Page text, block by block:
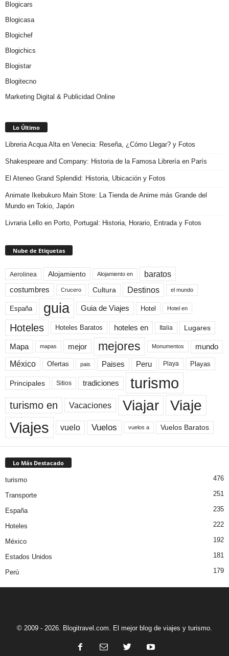
Blogicars
Blogicasa
Blogichef
Blogichics
Blogistar
Blogitecno
Marketing Digital & Publicidad Online
Lo Último
Libreria Acqua Alta en Venecia: Reseña, ¿Cómo Llegar? y Fotos
Shakespeare and Company: Historia de la Famosa Librería en París
El Ateneo Grand Splendid: Historia, Ubicación y Fotos
Animate Ikebukuro Main Store: La Tienda de Anime más Grande del
Mundo en Tokio, Japón
Livraria Lello en Porto, Portugal: Historia, Horario, Entrada y Fotos
Nube de Etiquetas
Aerolinea Alojamiento Alojamiento en baratos
costumbres Crucero Cultura Destinos el mundo
España guia Guia de Viajes Hotel Hotel en
Hoteles Hoteles Baratos hoteles en Italia Lugares
Mapa mapas mejor mejores Monumentos mundo
México Ofertas pais Paises Peru Playa Playas
Principales Sitios tradiciones turismo
turismo en Vacaciones Viajar Viaje
Viajes vuelo Vuelos vuelos a Vuelos Baratos
Lo Más Destacado
turismo 476
Transporte 251
España 235
Hoteles 222
México 192
Estados Unidos 181
Perú 179
© 2009 - 2026. Blogitravel.com. El mejor blog de viajes y turismo.